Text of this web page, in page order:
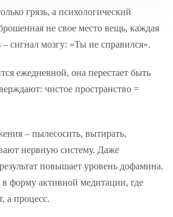
грязь, а психологический
не свое место вещь, каждая
сигнал мозгу: «Ты не справился».
ежедневной, она перестает быть
чистое пространство =
– пылесосить, вытирать,
нервную систему. Даже
повышает уровень дофамина.
в форму активной медитации, где
а процесс.